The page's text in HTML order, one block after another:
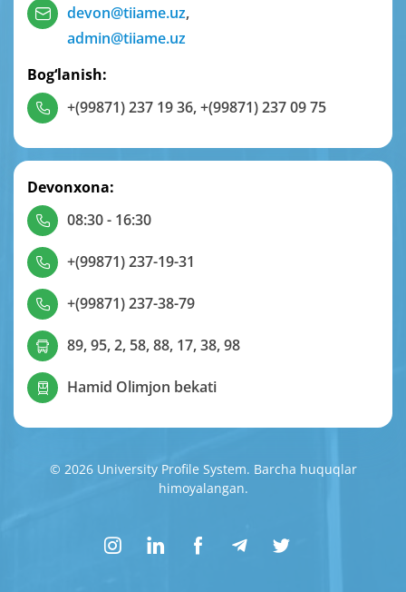
devon@tiiame.uz,
admin@tiiame.uz
Bog‘lanish:
+(99871) 237 19 36,+(99871) 237 09 75
Devonxona:
08:30 - 16:30
+(99871) 237-19-31
+(99871) 237-38-79
89, 95, 2, 58, 88, 17, 38, 98
Hamid Olimjon bekati
© 2026 University Profile System. Barcha huquqlar
himoyalangan.